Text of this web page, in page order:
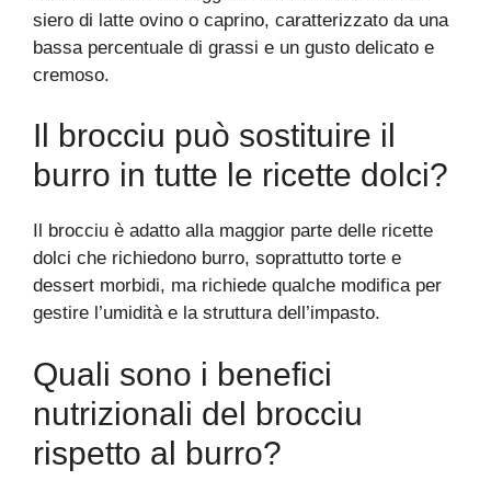
siero di latte ovino o caprino, caratterizzato da una
bassa percentuale di grassi e un gusto delicato e
cremoso.
Il brocciu può sostituire il
burro in tutte le ricette dolci?
Il brocciu è adatto alla maggior parte delle ricette
dolci che richiedono burro, soprattutto torte e
dessert morbidi, ma richiede qualche modifica per
gestire l’umidità e la struttura dell’impasto.
Quali sono i benefici
nutrizionali del brocciu
rispetto al burro?